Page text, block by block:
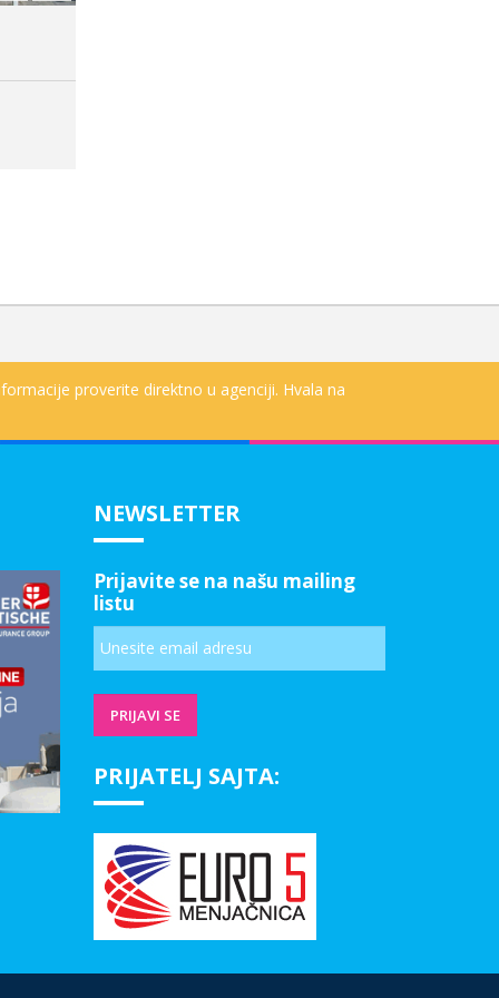
proverite direktno u agenciji. Hvala na
NEWSLETTER
Prijavite se na našu mailing
listu
PRIJATELJ SAJTA: